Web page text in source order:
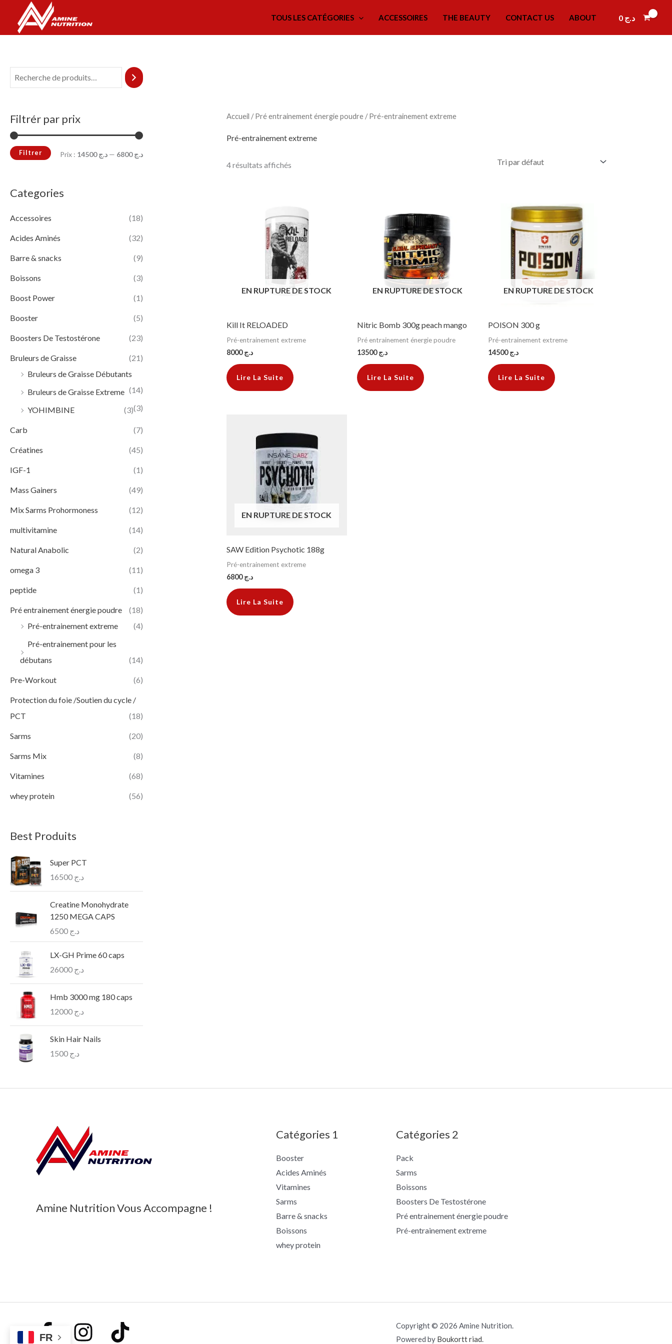
contenu
TOUS LES CATÉGORIES ACCESSOIRES THE BEAUTY CONTACT US ABOUT د.ج 0
Filtrér par prix
mm
Filtrer Prix : د.ج 6800 — د.ج 14500
Categories
Accessoires (18)
Acides Aminés (32)
Barre & snacks (9)
Boissons (3)
Boost Power (1)
Booster (5)
Boosters De Testostérone (23)
Bruleurs de Graisse
(21)
Bruleurs de Graisse Débutants
(14)
Bruleurs de Graisse Extreme
(3)
YOHIMBINE (3)
Carb (7)
Créatines (45)
IGF-1 (1)
Mass Gainers (49)
Mix Sarms Prohormoness (12)
multivitamine (14)
Natural Anabolic (2)
omega 3 (11)
peptide (1)
Pré entrainement énergie poudre
(18)
Pré-entrainement extreme
(4)
Pré-entrainement pour les
débutans
(14)
Pre-Workout (6)
Protection du foie /Soutien du cycle /
PCT
(18)
Sarms (20)
Sarms Mix (8)
Vitamines (68)
whey protein (56)
Best Produits
Super PCT
د.ج
Creatine Monohydrate
1250 MEGA CAPS
د.ج
LX-GH Prime 60 caps
د.ج
Hmb 3000 mg 180 caps
د.ج
Skin Hair Nails
د.ج
Accueil /Pré entrainement énergie poudre/ Pré-entrainement extreme
Pré-entrainement extreme
4 résultats affichés
EN RUPTURE DE STOCK
Kill It RELOADED
Pré-entrainement extreme
د.ج8000
Lire La Suite
EN RUPTURE DE STOCK
Nitric Bomb 300g peach mango
Pré entrainement énergie poudre
د.ج13500
Lire La Suite
EN RUPTURE DE STOCK
POISON 300 g
Pré-entrainement extreme
د.ج14500
Lire La Suite
EN RUPTURE DE STOCK
SAW Edition Psychotic 188g
Pré-entrainement extreme
د.ج6800
Lire La Suite
Amine Nutrition Vous Accompagne !
Catégories 1
Booster
Acides Aminés
Vitamines
Sarms
Barre & snacks
Boissons
whey protein
Catégories 2
Pack
Sarms
Boissons
Boosters De Testostérone
Pré entrainement énergie poudre
Pré-entrainement extreme
Copyright © 2026 Amine Nutrition.
Powered by Boukortt riad.
FR